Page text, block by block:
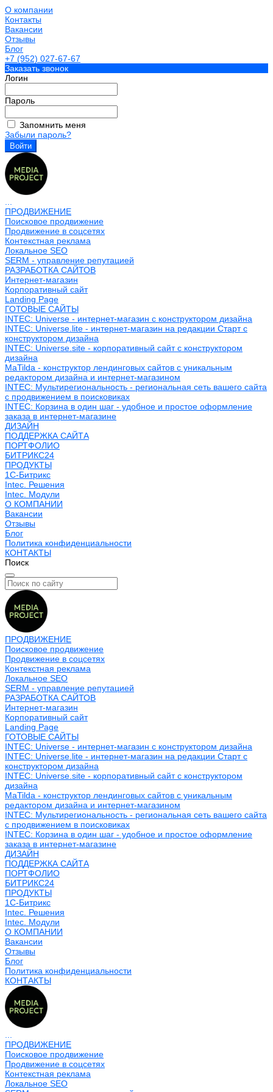
О компании
Контакты
Вакансии
Отзывы
Блог
+7 (952) 027-67-67
Заказать звонок
Логин
Пароль
Запомнить меня
Забыли пароль?
ПРОДВИЖЕНИЕ
Поисковое продвижение
Продвижение в соцсетях
Контекстная реклама
Локальное SEO
SERM - управление репутацией
РАЗРАБОТКА САЙТОВ
Интернет-магазин
Корпоративный сайт
Landing Page
ГОТОВЫЕ САЙТЫ
INTEC: Universe - интернет-магазин с конструктором дизайна
INTEC: Universe.lite - интернет-магазин на редакции Старт с
конструктором дизайна
INTEC: Universe.site - корпоративный сайт с конструктором
дизайна
MaTilda - конструктор лендинговых сайтов с уникальным
редактором дизайна и интернет-магазином
INTEC: Мультирегиональность - региональная сеть вашего сайта
с продвижением в поисковиках
INTEC: Корзина в один шаг - удобное и простое оформление
заказа в интернет-магазине
ДИЗАЙН
ПОДДЕРЖКА САЙТА
ПОРТФОЛИО
БИТРИКС24
ПРОДУКТЫ
1С-Битрикс
Intec. Решения
Intec. Модули
О КОМПАНИИ
Вакансии
Отзывы
Блог
Политика конфиденциальности
КОНТАКТЫ
Поиск
ПРОДВИЖЕНИЕ
Поисковое продвижение
Продвижение в соцсетях
Контекстная реклама
Локальное SEO
SERM - управление репутацией
РАЗРАБОТКА САЙТОВ
Интернет-магазин
Корпоративный сайт
Landing Page
ГОТОВЫЕ САЙТЫ
INTEC: Universe - интернет-магазин с конструктором дизайна
INTEC: Universe.lite - интернет-магазин на редакции Старт с
конструктором дизайна
INTEC: Universe.site - корпоративный сайт с конструктором
дизайна
MaTilda - конструктор лендинговых сайтов с уникальным
редактором дизайна и интернет-магазином
INTEC: Мультирегиональность - региональная сеть вашего сайта
с продвижением в поисковиках
INTEC: Корзина в один шаг - удобное и простое оформление
заказа в интернет-магазине
ДИЗАЙН
ПОДДЕРЖКА САЙТА
ПОРТФОЛИО
БИТРИКС24
ПРОДУКТЫ
1С-Битрикс
Intec. Решения
Intec. Модули
О КОМПАНИИ
Вакансии
Отзывы
Блог
Политика конфиденциальности
КОНТАКТЫ
ПРОДВИЖЕНИЕ
Поисковое продвижение
Продвижение в соцсетях
Контекстная реклама
Локальное SEO